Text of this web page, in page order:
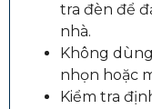
tra đèn để
nhà.
Không
nhọn hoặc
Kiểm tra